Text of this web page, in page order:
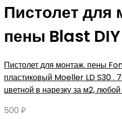
Пистолет для
пены Blast DIY
Пистолет для монтаж. пены
пластиковый Moeller LD S30 .
цветной в нарезку за м2,
500 ₽